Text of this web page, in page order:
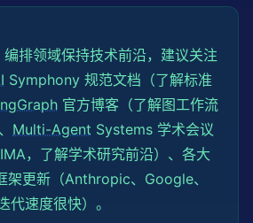
排领域保持技术前沿，建议关注
Symphony 规范文档（了解标准
官方博客（了解图工作流
Multi-Agent Systems 学术会议
，了解学术研究前沿）、各大
更新（Anthropic、Google、
速度很快）。